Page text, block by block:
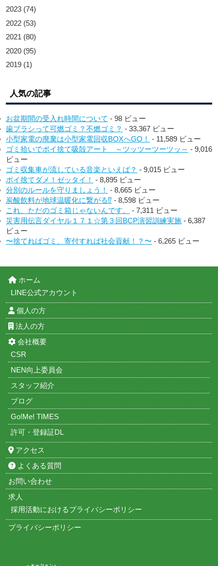
2023 (74)
2022 (53)
2021 (80)
2020 (95)
2019 (1)
人気の記事
お盆期間の受入れ時間について - 98 ビュー
歯ブラシって可燃ゴミ？不燃ゴミ？ - 33,367 ビュー
小型家電の廃棄は小型家電回収BOXへGO！ - 11,589 ビュー
ゴミ拾いでポイ捨て吸殻アート ～ツッツーツーツッ～ - 9,016
ビュー
ゴミ収集車が流している音楽といえば？ - 9,015 ビュー
ポイ捨てダメ！ゼッタイ！ - 8,895 ビュー
分別のルールを守りましょう！ - 8,665 ビュー
炭酸飲料が地球温暖化に繋がる⁉︎ - 8,598 ビュー
これ、ただのゴミ箱じゃないんです。
- 7,311 ビュー
災害用伝言ダイヤル１７１☆第３回BCP演習訓練実施 - 6,387
ビュー
〜捨てればゴミ、寄付すれば社会貢献！？〜 - 6,265 ビュー
ホーム
LINE公式アカウント
個人の方
法人の方
会社概要
CSR
NEN向上委員会
スタッフ紹介
ブログ
Go!Me! TIMES
許可・登録証DL
アクセス
よくある質問
お問い合わせ
求人
採用活動におけるプライバシーポリシー
プライバシーポリシー